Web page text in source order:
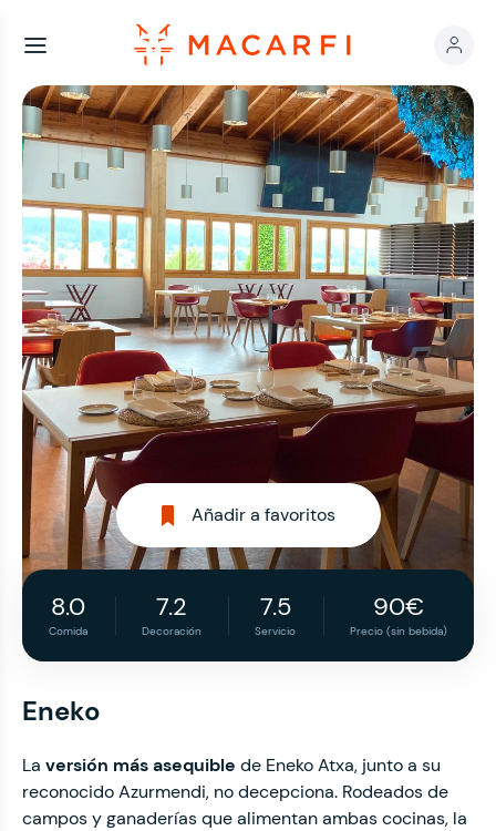
Añadir a favoritos
8.0
Comida
7.2
Decoración
7.5
Servicio
90€
Precio (sin bebida)
Eneko
La versión más asequible de Eneko Atxa, junto a su
reconocido Azurmendi, no decepciona. Rodeados de
campos y ganaderías que alimentan ambas cocinas, la